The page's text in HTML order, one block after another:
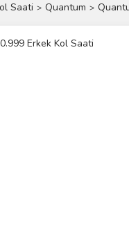
Saati Quantum